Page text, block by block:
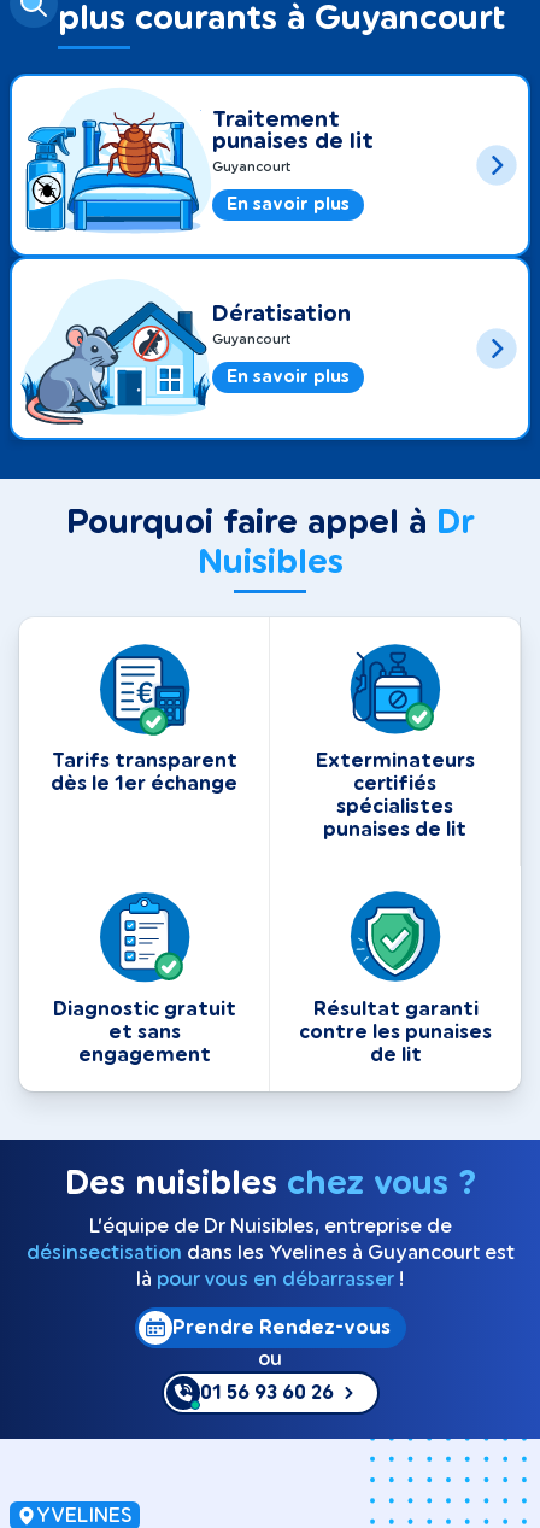
plus courants à Guyancourt
Traitement
punaises de lit
Guyancourt
En savoir plus
Dératisation
Guyancourt
En savoir plus
Pourquoi faire appel à Dr
Nuisibles
Tarifs transparent
dès le 1er échange
Exterminateurs
certifiés
spécialistes
punaises de lit
Diagnostic gratuit
et sans
engagement
Résultat garanti
contre les punaises
de lit
Des nuisibles chez vous ?
L’équipe de Dr Nuisibles, entreprise de
désinsectisation dans les Yvelines à Guyancourt est
là pour vous en débarrasser !
Prendre Rendez-vous
ou
01 56 93 60 26
YVELINES